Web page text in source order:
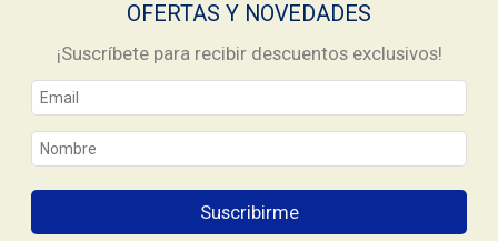
OFERTAS Y NOVEDADES
¡Suscríbete para recibir descuentos exclusivos!
Suscribirme